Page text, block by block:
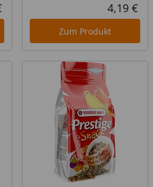
Aktueller Preis 4,19 €
Zum Produkt